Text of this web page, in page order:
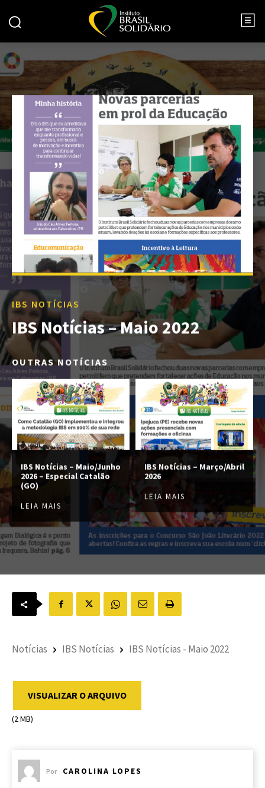
IBS NOTÍCIAS
IBS Notícias – Maio 2022
OUTRAS NOTÍCIAS
IBS Notícias – Maio/Junho
2026 – Especial Catalão
(GO)
LEIA MAIS
IBS Notícias – Março/Abril
2026
LEIA MAIS
Notícias IBS Notícias IBS Notícias - Maio 2022
VISUALIZAR O ARQUIVO
(2 MB)
Por CAROLINA LOPES